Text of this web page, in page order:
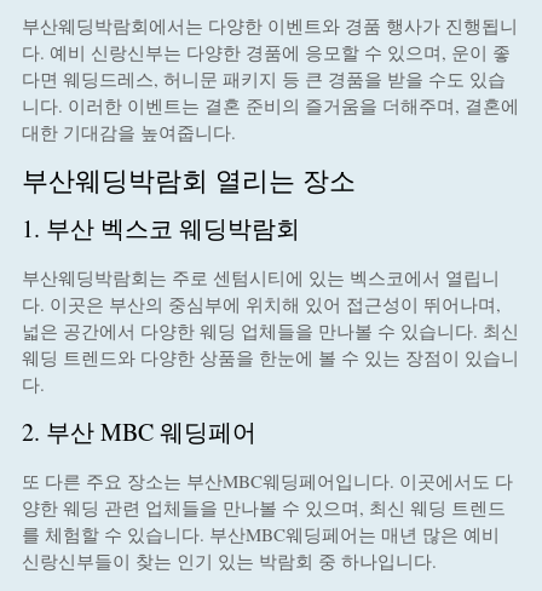
부산웨딩박람회에서는 다양한 이벤트와 경품 행사가 진행됩니
다. 예비 신랑신부는 다양한 경품에 응모할 수 있으며, 운이 좋
다면 웨딩드레스, 허니문 패키지 등 큰 경품을 받을 수도 있습
니다. 이러한 이벤트는 결혼 준비의 즐거움을 더해주며, 결혼에
대한 기대감을 높여줍니다.
부산웨딩박람회 열리는 장소
1. 부산 벡스코 웨딩박람회
부산웨딩박람회는 주로 센텀시티에 있는 벡스코에서 열립니
다. 이곳은 부산의 중심부에 위치해 있어 접근성이 뛰어나며,
넓은 공간에서 다양한 웨딩 업체들을 만나볼 수 있습니다. 최신
웨딩 트렌드와 다양한 상품을 한눈에 볼 수 있는 장점이 있습니
다.
2. 부산 MBC 웨딩페어
또 다른 주요 장소는 부산MBC웨딩페어입니다. 이곳에서도 다
양한 웨딩 관련 업체들을 만나볼 수 있으며, 최신 웨딩 트렌드
를 체험할 수 있습니다. 부산MBC웨딩페어는 매년 많은 예비
신랑신부들이 찾는 인기 있는 박람회 중 하나입니다.